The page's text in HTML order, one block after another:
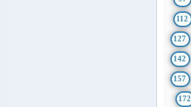
112
127
142
157
172